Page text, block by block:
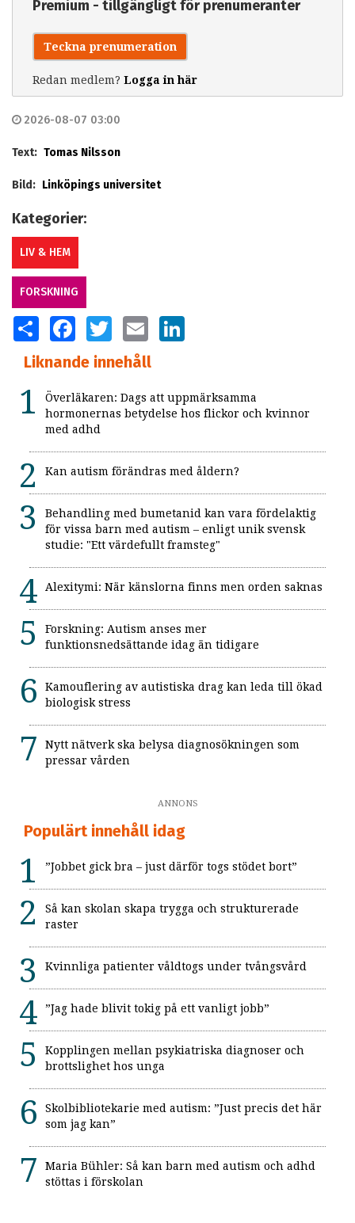
Premium - tillgängligt för prenumeranter
Teckna prenumeration
Redan medlem? Logga in här
2026-08-07 03:00
Text: Tomas Nilsson
Bild: Linköpings universitet
Kategorier:
LIV & HEM
FORSKNING
SHARE FACEBOOKTWITTER EMAIL
Liknande innehåll
Överläkaren: Dags att uppmärksamma
hormonernas betydelse hos flickor och kvinnor
med adhd
Kan autism förändras med åldern?
Behandling med bumetanid kan vara fördelaktig
för vissa barn med autism – enligt unik svensk
studie: "Ett värdefullt framsteg"
Alexitymi: När känslorna finns men orden saknas
Forskning: Autism anses mer
funktionsnedsättande idag än tidigare
Kamouflering av autistiska drag kan leda till ökad
biologisk stress
Nytt nätverk ska belysa diagnosökningen som
pressar vården
ANNONS
Populärt innehåll idag
”Jobbet gick bra – just därför togs stödet bort”
Så kan skolan skapa trygga och strukturerade
raster
Kvinnliga patienter våldtogs under tvångsvård
”Jag hade blivit tokig på ett vanligt jobb”
Kopplingen mellan psykiatriska diagnoser och
brottslighet hos unga
Skolbibliotekarie med autism: ”Just precis det här
som jag kan”
Maria Bühler: Så kan barn med autism och adhd
stöttas i förskolan